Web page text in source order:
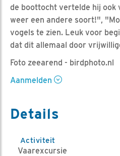
de boottocht vertelde hij ook
weer een andere soort!",
vogels te zien. Leuk voor
dat dit allemaal door
Foto zeearend - birdphoto.nl
Aanmelden
Details
Activiteit
Vaarexcursie